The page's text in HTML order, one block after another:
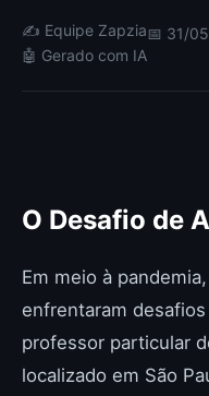
✍️ Equipe Zapzia📅 31/
🤖 Gerado com IA
O Desafio de
Em meio à
enfrentaram
professor particular
localizado em São